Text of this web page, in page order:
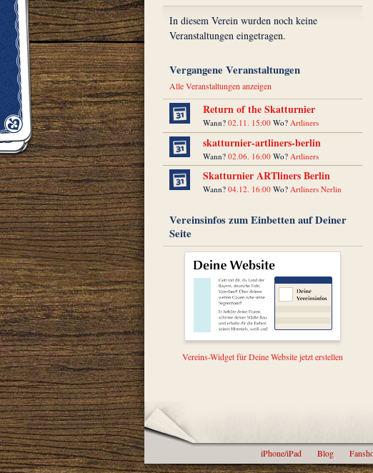
In diesem Verein wurden noch keine
Veranstaltungen eingetragen.
Vergangene Veranstaltungen
Alle Veranstaltungen anzeigen
Return of the Skatturnier
Wann?02.11. 15:00 Wo? Artliners
skatturnier-artliners-berlin
Wann?02.06. 16:00 Wo? Artliners
Skatturnier ARTliners Berlin
Wann?04.12. 16:00 Wo?Artliners Nerlin
Vereinsinfos zum Einbetten auf Deiner
Seite
Vereins-Widget für Deine Website jetzt erstellen
iPhone/iPad Blog